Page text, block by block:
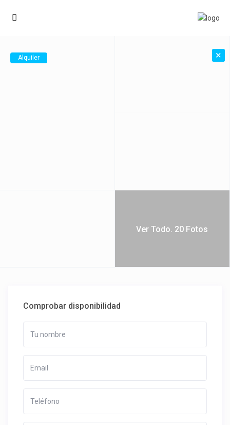
Alquiler
Ver Todo. 20 Fotos
×
Comprobar disponibilidad